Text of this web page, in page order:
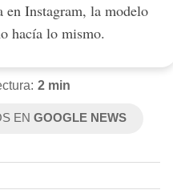
en Instagram, la modelo
hacía lo mismo.
2 min
ENGOOGLE NEWS